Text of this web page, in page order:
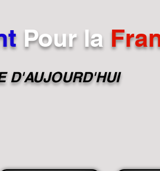
Pour la
D'AUJOURD'HUI